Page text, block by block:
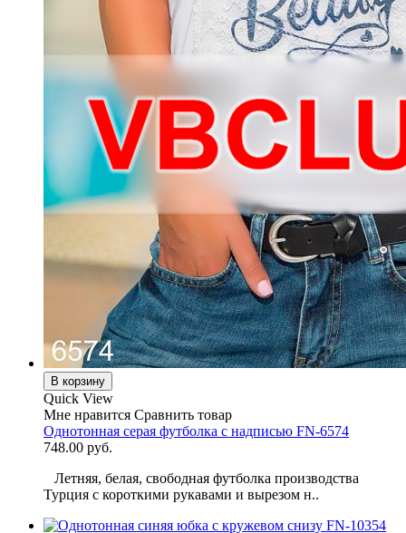
В корзину
Quick View
Мне нравится Сравнить товар
Однотонная серая футболка с надписью FN-6574
748.00 руб.
Летняя, белая, свободная футболка производства
Турция с короткими рукавами и вырезом н..